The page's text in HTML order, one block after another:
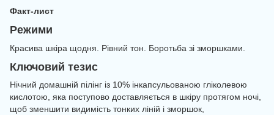
Факт-лист
Режими
Красива шкіра щодня. Рівний тон. Боротьба зі зморшками.
Ключовий тезис
Нічний домашній пілінг із 10% інкапсульованою гліколевою
кислотою, яка поступово доставляється в шкіру протягом ночі,
щоб зменшити видимість тонких ліній і зморшок,